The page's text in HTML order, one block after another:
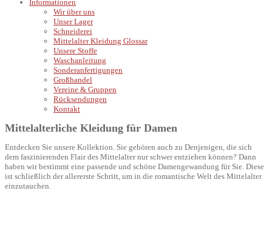
Informationen
Wir über uns
Unser Lager
Schneiderei
Mittelalter Kleidung Glossar
Unsere Stoffe
Waschanleitung
Sonderanfertigungen
Großhandel
Vereine & Gruppen
Rücksendungen
Kontakt
Mittelalterliche Kleidung für Damen
Entdecken Sie unsere Kollektion. Sie gehören auch zu Denjenigen, die sich
dem faszinierenden Flair des Mittelalter nur schwer entziehen können? Dann
haben wir bestimmt eine passende und schöne Damengewandung für Sie. Diese
ist schließlich der allererste Schritt, um in die romantische Welt des Mittelalter
einzutauchen.